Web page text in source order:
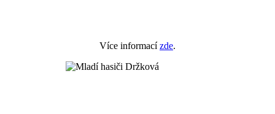
Více informacízde.